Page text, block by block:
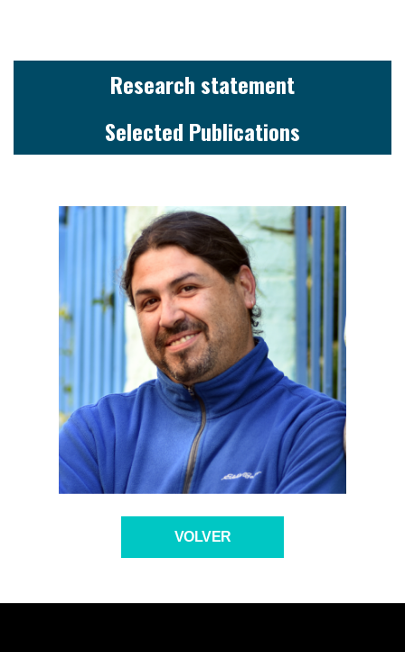
Research statement
Selected Publications
VOLVER